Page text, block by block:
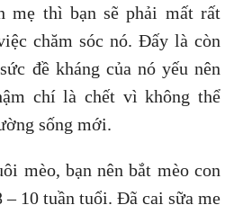
mẹ thì bạn sẽ phải mất rất
chăm sóc nó. Đấy là còn
đề kháng của nó yếu nên
chí là chết vì không thể
sống mới.
mèo, bạn nên bắt mèo con
– 10 tuần tuổi. Đã cai sữa mẹ